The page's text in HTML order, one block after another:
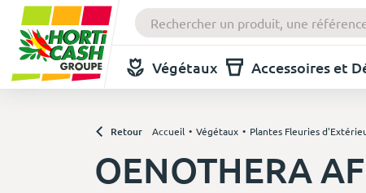
Végétaux Accessoires et
Retour Accueil Végétaux Plantes Fleuries
OENOTHERA